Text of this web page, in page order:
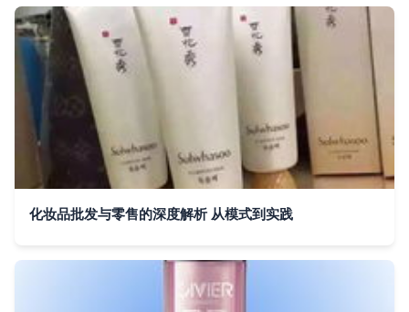
化妆品批发与零售的深度解析 从模式到实践